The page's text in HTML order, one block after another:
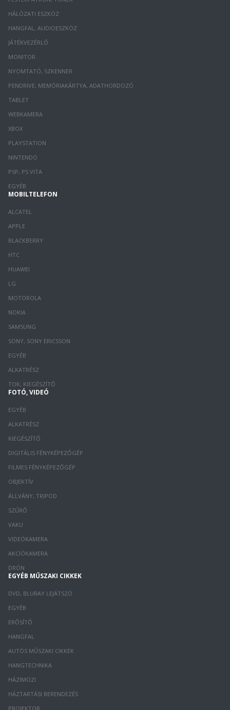
HÁLÓZATI ESZKÖZ
HANGFAL, AUDIOESZKÖZ
JÁTÉKVEZÉRLŐ
MONITOR
NYOMTATÓ, SZKENNER
PENDRIVE, MEMÓRIAKÁRTYA, ADATHORDOZÓ
TABLET
WEBKAMERA
XBOX
PLAYSTATION
NINTENDO
PSP, PS VITA
EGYÉB
MOBILTELEFON
ALCATEL
APPLE
BLACKBERRY
HTC
HUAWEI
LG
MOTOROLA
NOKIA
SAMSUNG
SONY, SONY ERICSSON
EGYÉB
ALKATRÉSZ
TOK, KIEGÉSZÍTŐ
FOTÓ, VIDEÓ
EGYÉB
ALKATRÉSZ
KIEGÉSZÍTŐ
DIGITÁLIS FÉNYKÉPEZŐGÉP
FILMES FÉNYKÉPEZŐGÉP
OBJEKTÍV
ÁLLVÁNY, TRIPOD
SZŰRŐ
VAKU
VIDEÓKAMERA
AKCIÓKAMERA
DRÓN
EGYÉB MŰSZAKI CIKKEK
DVD, BLURAY LEJÁTSZÓ
EGYÉB
ERŐSÍTŐ
HANGFAL
AUTÓS MŰSZAKI CIKKEK
HANGTECHNIKA
HÁZIMOZI
HÁZTARTÁSI BERENDEZÉS
PROJEKTOR